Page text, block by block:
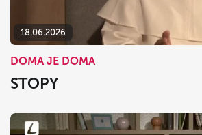
18.06.2026
DOMA JE DOMA
STOPY